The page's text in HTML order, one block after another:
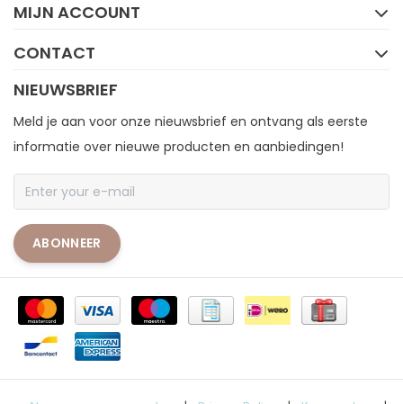
MIJN ACCOUNT
CONTACT
NIEUWSBRIEF
Meld je aan voor onze nieuwsbrief en ontvang als eerste
informatie over nieuwe producten en aanbiedingen!
ABONNEER